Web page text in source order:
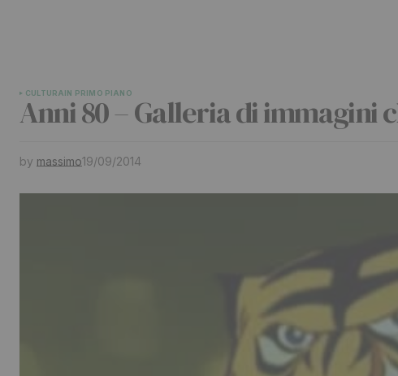
CULTURAIN PRIMO PIANO
Anni 80 – Galleria di immagini
by massimo19/09/2014